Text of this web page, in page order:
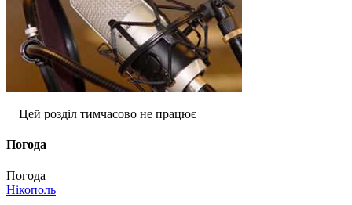
Цей розділ тимчасово не працює
Погода
Погода
Нікополь